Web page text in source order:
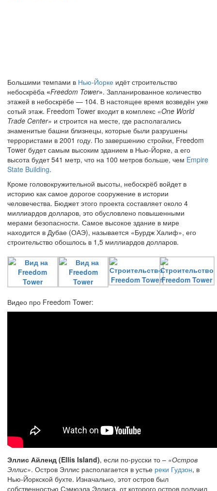
Большими темпами в Нью-Йорке идёт строительство
небоскрёба «Freedom Tower». Запланированное количество
этажей в небоскрёбе — 104. В настоящее время возведён уже
сотый этаж. Freedom Tower входит в комплекс «One World
Trade Center» и строится на месте, где располагались
знаменитые башни близнецы, которые были разрушены
террористами в 2001 году. По завершению стройки, Freedom
Tower будет самым высоким зданием в Нью-Йорке, а его
высота будет 541 метр, что на 100 метров больше, чем Empire
State Building.
Кроме головокружительной высоты, небоскрёб войдет в
историю как самое дорогое сооружение в истории
человечества. Бюджет этого проекта составляет около 4
миллиардов долларов, это обусловлено повышенными
мерами безопасности. Самое высокое здание в мире
находится в Дубае (ОАЭ), называется «Бурдж Халиф», его
строительство обошлось в 1,5 миллиардов долларов.
Видео про Freedom Tower:
Эллис Айленд (Ellis Island), если по-русски то – «Остров
Эллис». Остров Эллис располагается в устье реки Гудзон, в
Нью-Йоркской бухте. Изначально, этот остров был
собственностью Сэмюэла Эллиса, от которого остров получил